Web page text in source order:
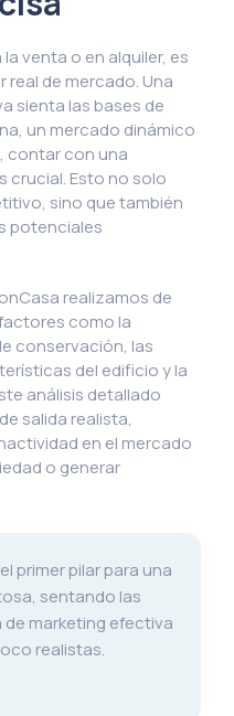
venta o en alquiler, es
de mercado. Una
sienta las bases de
un mercado dinámico
contar con una
crucial. Esto no solo
sino que también
potenciales
realizamos de
como la
conservación, las
del edificio y la
análisis detallado
salida realista,
en el mercado
o generar
primer pilar para una
sentando las
marketing efectiva
realistas.